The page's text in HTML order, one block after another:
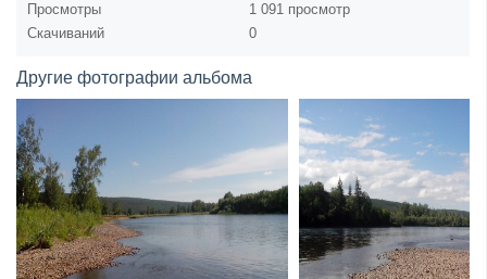
Просмотры
1 091 просмотр
Скачиваний
0
Другие фотографии альбома